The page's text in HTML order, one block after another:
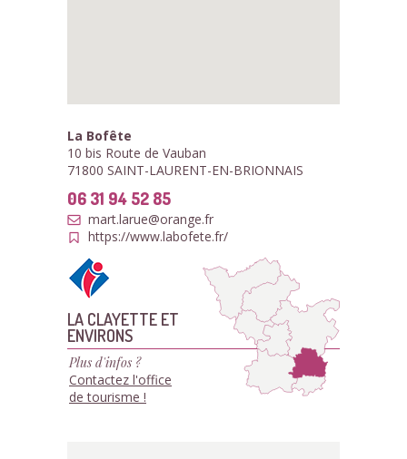
La Bofête
10 bis Route de Vauban
71800 SAINT-LAURENT-EN-BRIONNAIS
06 31 94 52 85
mart.larue@orange.fr
https://www.labofete.fr/
LA CLAYETTE ET
ENVIRONS
Plus d'infos ?
Contactez l'office
de tourisme !